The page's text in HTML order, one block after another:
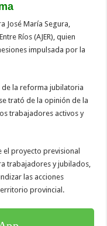
José María Segura,
Ríos (AJER), quien
impulsada por la
de la reforma jubilatoria
trató de la opinión de la
trabajadores activos y
el proyecto previsional
trabajadores y jubilados,
las acciones
provincial.